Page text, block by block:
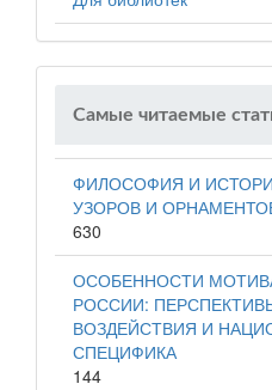
Самые читаемые
ФИЛОСОФИЯ И
УЗОРОВ И
630
ОСОБЕННОСТИ
РОССИИ:
ВОЗДЕЙСТВИЯ И
СПЕЦИФИКА
144